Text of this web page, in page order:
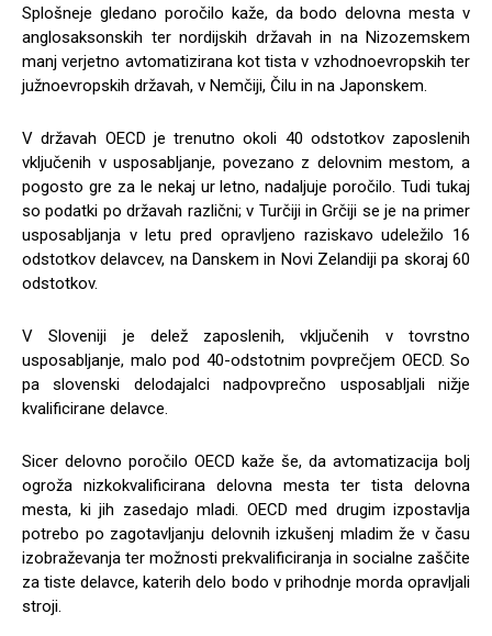
Splošneje gledano poročilo kaže, da bodo delovna mesta v
anglosaksonskih ter nordijskih državah in na Nizozemskem
manj verjetno avtomatizirana kot tista v vzhodnoevropskih ter
južnoevropskih državah, v Nemčiji, Čilu in na Japonskem.
V državah OECD je trenutno okoli 40 odstotkov zaposlenih
vključenih v usposabljanje, povezano z delovnim mestom, a
pogosto gre za le nekaj ur letno, nadaljuje poročilo. Tudi tukaj
so podatki po državah različni; v Turčiji in Grčiji se je na primer
usposabljanja v letu pred opravljeno raziskavo udeležilo 16
odstotkov delavcev, na Danskem in Novi Zelandiji pa skoraj 60
odstotkov.
V Sloveniji je delež zaposlenih, vključenih v tovrstno
usposabljanje, malo pod 40-odstotnim povprečjem OECD. So
pa slovenski delodajalci nadpovprečno usposabljali nižje
kvalificirane delavce.
Sicer delovno poročilo OECD kaže še, da avtomatizacija bolj
ogroža nizkokvalificirana delovna mesta ter tista delovna
mesta, ki jih zasedajo mladi. OECD med drugim izpostavlja
potrebo po zagotavljanju delovnih izkušenj mladim že v času
izobraževanja ter možnosti prekvalificiranja in socialne zaščite
za tiste delavce, katerih delo bodo v prihodnje morda opravljali
stroji.